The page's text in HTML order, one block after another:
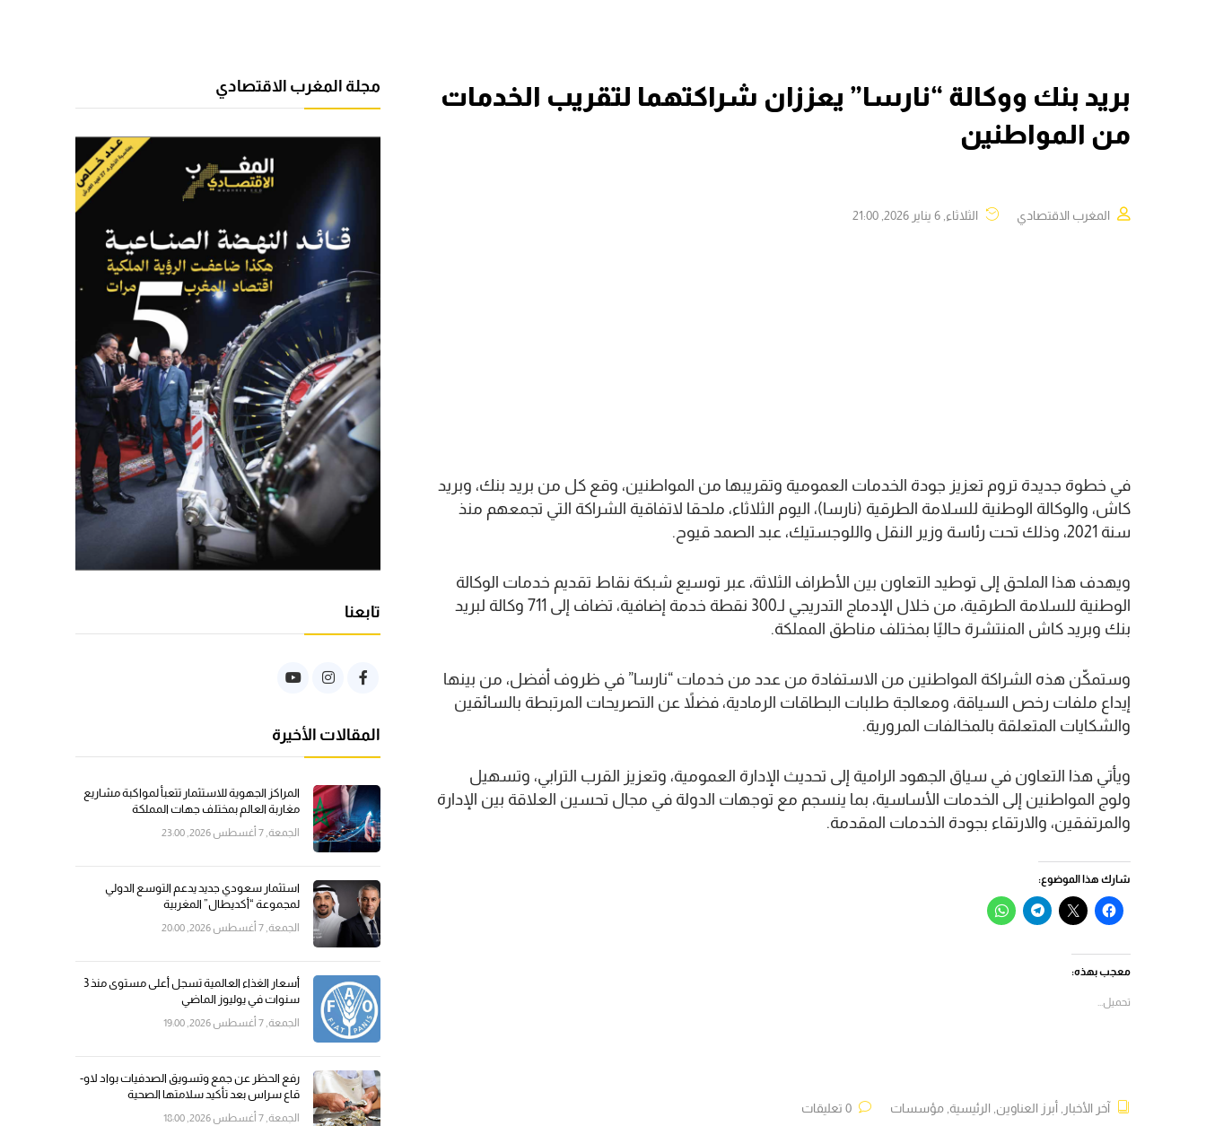
بريد بنك ووكالة “نارسا” يعززان شراكتهما لتقريب الخدمات
من المواطنين
المغرب الاقتصادي الثلاثاء, 6 يناير 2026, 21:00
في خطوة جديدة تروم تعزيز جودة الخدمات العمومية وتقريبها من المواطنين، وقع كل من بريد بنك، وبريد
كاش، والوكالة الوطنية للسلامة الطرقية (نارسا)، اليوم الثلاثاء، ملحقا لاتفاقية الشراكة التي تجمعهم منذ
سنة 2021، وذلك تحت رئاسة وزير النقل واللوجستيك، عبد الصمد قيوح.
ويهدف هذا الملحق إلى توطيد التعاون بين الأطراف الثلاثة، عبر توسيع شبكة نقاط تقديم خدمات الوكالة
الوطنية للسلامة الطرقية، من خلال الإدماج التدريجي لـ300 نقطة خدمة إضافية، تضاف إلى 711 وكالة لبريد
بنك وبريد كاش المنتشرة حاليًا بمختلف مناطق المملكة.
وستمكّن هذه الشراكة المواطنين من الاستفادة من عدد من خدمات “نارسا” في ظروف أفضل، من بينها
إيداع ملفات رخص السياقة، ومعالجة طلبات البطاقات الرمادية، فضلاً عن التصريحات المرتبطة بالسائقين
والشكايات المتعلقة بالمخالفات المرورية.
ويأتي هذا التعاون في سياق الجهود الرامية إلى تحديث الإدارة العمومية، وتعزيز القرب الترابي، وتسهيل
ولوج المواطنين إلى الخدمات الأساسية، بما ينسجم مع توجهات الدولة في مجال تحسين العلاقة بين الإدارة
والمرتفقين، والارتقاء بجودة الخدمات المقدمة.
شارك هذا الموضوع:
انقر
للمشاركة
(فتح
في
نافذة
النقر
للمشاركة
انقر
للمشاركة
انقر
للمشاركة
معجب بهذه:
تحميل...
آخر الأخبار أبرز العناوين الرئيسية مؤسسات
مجلة المغرب الاقتصادي
تابعنا
المقالات الأخيرة
المراكز الجهوية للاستثمار تتعبأ لمواكبة مشاريع
مغاربة العالم بمختلف جهات المملكة
الجمعة, 7 أغسطس 2026, 23:00
استثمار سعودي جديد يدعم التوسع الدولي
لمجموعة “أكديطال” المغربية
الجمعة, 7 أغسطس 2026, 20:00
أسعار الغذاء العالمية تسجل أعلى مستوى منذ 3
سنوات في يوليوز الماضي
الجمعة, 7 أغسطس 2026, 19:00
رفع الحظر عن جمع وتسويق الصدفيات بواد لاو-
قاع سراس بعد تأكيد سلامتها الصحية
الجمعة, 7 أغسطس 2026, 18:00